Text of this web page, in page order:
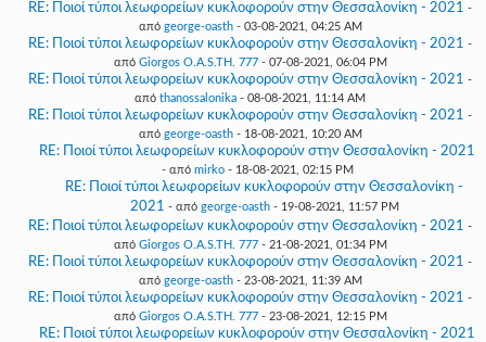
RE: Ποιοί τύποι λεωφορείων κυκλοφορούν στην Θεσσαλονίκη - 2021 -
από george-oasth- 03-08-2021, 04:25 AM
RE: Ποιοί τύποι λεωφορείων κυκλοφορούν στην Θεσσαλονίκη - 2021 -
από Giorgos O.A.S.TH. 777- 07-08-2021, 06:04 PM
RE: Ποιοί τύποι λεωφορείων κυκλοφορούν στην Θεσσαλονίκη - 2021 -
από thanossalonika - 08-08-2021, 11:14 AM
RE: Ποιοί τύποι λεωφορείων κυκλοφορούν στην Θεσσαλονίκη - 2021 -
από george-oasth- 18-08-2021, 10:20 AM
RE: Ποιοί τύποι λεωφορείων κυκλοφορούν στην Θεσσαλονίκη - 2021
- από mirko- 18-08-2021, 02:15 PM
RE: Ποιοί τύποι λεωφορείων κυκλοφορούν στην Θεσσαλονίκη -
2021 - από george-oasth- 19-08-2021, 11:57 PM
RE: Ποιοί τύποι λεωφορείων κυκλοφορούν στην Θεσσαλονίκη - 2021 -
από Giorgos O.A.S.TH. 777- 21-08-2021, 01:34 PM
RE: Ποιοί τύποι λεωφορείων κυκλοφορούν στην Θεσσαλονίκη - 2021 -
από george-oasth- 23-08-2021, 11:39 AM
RE: Ποιοί τύποι λεωφορείων κυκλοφορούν στην Θεσσαλονίκη - 2021 -
από Giorgos O.A.S.TH. 777- 23-08-2021, 12:15 PM
RE: Ποιοί τύποι λεωφορείων κυκλοφορούν στην Θεσσαλονίκη - 2021